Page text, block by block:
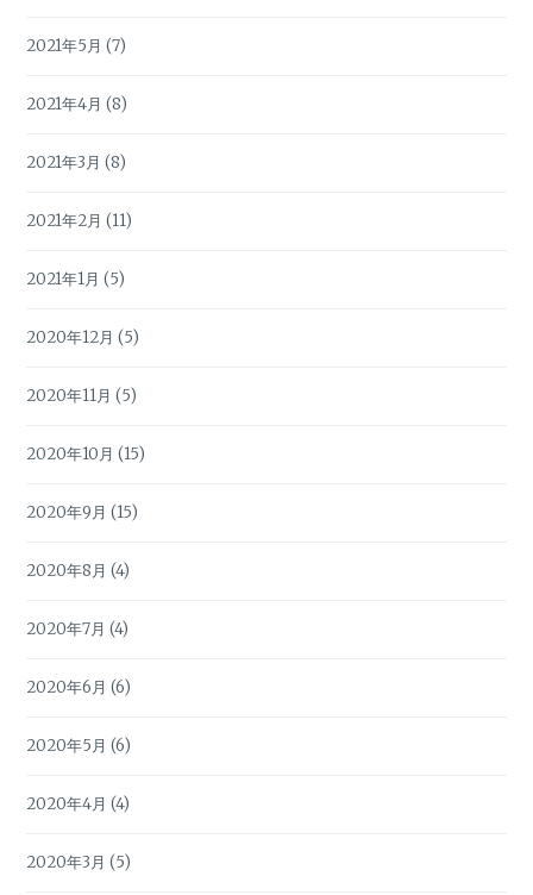
2021年5月 (7)
2021年4月 (8)
2021年3月 (8)
2021年2月 (11)
2021年1月 (5)
2020年12月 (5)
2020年11月 (5)
2020年10月 (15)
2020年9月 (15)
2020年8月 (4)
2020年7月 (4)
2020年6月 (6)
2020年5月 (6)
2020年4月 (4)
2020年3月 (5)